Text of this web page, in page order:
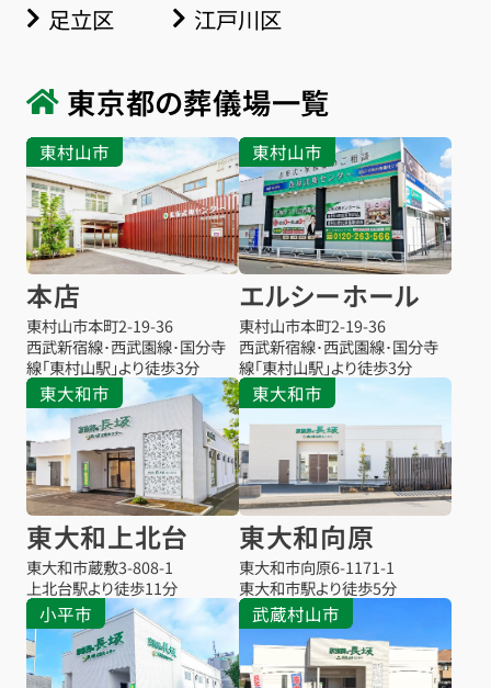
足立区 江戸川区
東京都の葬儀場一覧
東村山市
本店
東村山市本町2-19-36
西武新宿線･西武園線･国分寺
線「東村山駅」より徒歩3分
東村山市
エルシーホール
東村山市本町2-19-36
西武新宿線･西武園線･国分寺
線「東村山駅」より徒歩3分
東大和市
東大和上北台
東大和市蔵敷3-808-1
上北台駅より徒歩11分
東大和市
東大和向原
東大和市向原6-1171-1
東大和市駅より徒歩5分
小平市 武蔵村山市